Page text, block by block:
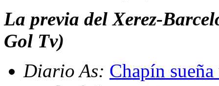
La previa del Xerez-
Gol Tv)
Diario As: Chapín